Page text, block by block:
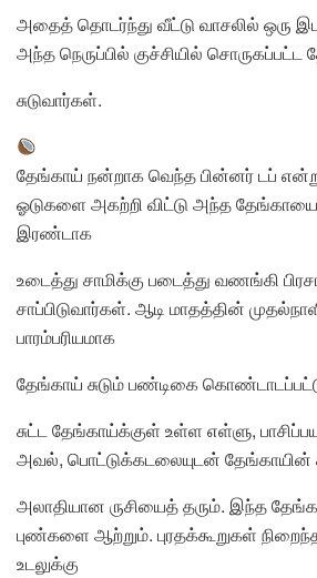
அதைத் தொடர்ந்து வீட்டு வாசலில் ஒரு
அந்த நெருப்பில் குச்சியில் சொருகப்பட்ட
சுடுவார்கள்.
தேங்காய் நன்றாக வெந்த பின்னர் டப்
ஓடுகளை அகற்றி விட்டு அந்த தேங்காயை
இரண்டாக
உடைத்து சாமிக்கு படைத்து வணங்கி
சாப்பிடுவார்கள். ஆடி மாதத்தின்
பாரம்பரியமாக
தேங்காய் சுடும் பண்டிகை
சுட்ட தேங்காய்க்குள் உள்ள எள்ளு,
அவல், பொட்டுக்கடலையுடன் தேங்காயின்
அலாதியான ருசியைத் தரும். இந்த
புண்களை ஆற்றும். புரதக்கூறுகள்
உடலுக்கு